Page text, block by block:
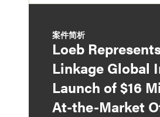
案件简析
Loeb
Linkage Global
Launch of $16
At-the-Market